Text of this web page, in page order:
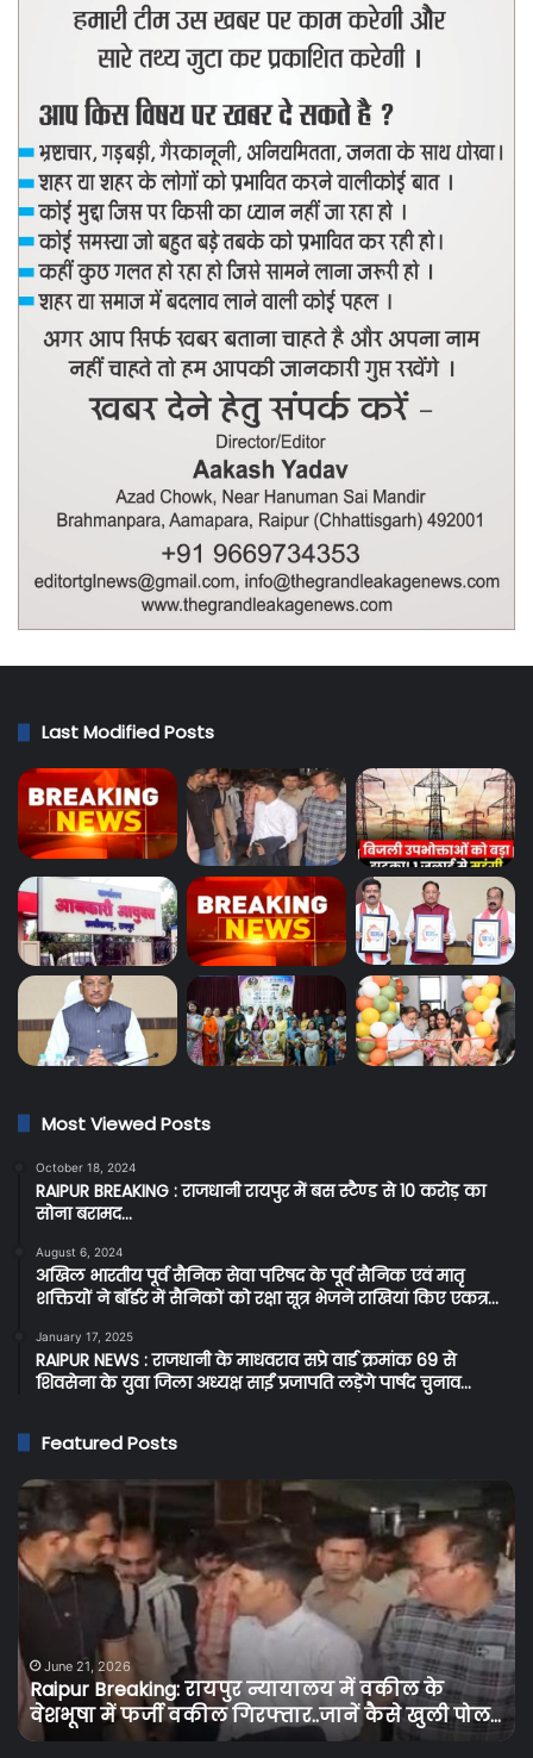
Last Modified Posts
Most Viewed Posts
October 18, 2024
RAIPUR BREAKING : राजधानी रायपुर में बस स्टैण्ड से 10 करोड़ का
सोना बरामद…
August 6, 2024
अखिल भारतीय पूर्व सैनिक सेवा परिषद के पूर्व सैनिक एवं मातृ
शक्तियों ने बॉर्डर में सैनिकों को रक्षा सूत्र भेजने राखियां किए एकत्र…
January 17, 2025
RAIPUR NEWS : राजधानी के माधवराव सप्रे वार्ड क्रमांक 69 से
शिवसेना के युवा जिला अध्यक्ष साईं प्रजापति लड़ेंगे पार्षद चुनाव…
Featured Posts
Raipur
Breaking:
रायपुर
न्यायालय
के
वेशभूषा
फर्जी
वकील
June 21, 2026
Raipur Breaking: रायपुर न्यायालय में वकील के
वेशभूषा में फर्जी वकील गिरफ्तार..जानें कैसे खुली पोल…
के
को